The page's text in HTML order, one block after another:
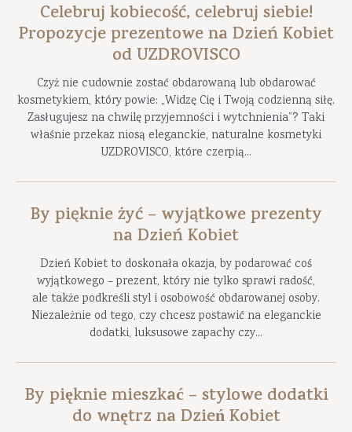
Celebruj kobiecość, celebruj siebie!
Propozycje prezentowe na Dzień Kobiet
od UZDROVISCO
Czyż nie cudownie zostać obdarowaną lub obdarować
kosmetykiem, który powie: „Widzę Cię i Twoją codzienną siłę.
Zasługujesz na chwilę przyjemności i wytchnienia”? Taki
właśnie przekaz niosą eleganckie, naturalne kosmetyki
UZDROVISCO, które czerpią...
By pięknie żyć – wyjątkowe prezenty
na Dzień Kobiet
Dzień Kobiet to doskonała okazja, by podarować coś
wyjątkowego – prezent, który nie tylko sprawi radość,
ale także podkreśli styl i osobowość obdarowanej osoby.
Niezależnie od tego, czy chcesz postawić na eleganckie
dodatki, luksusowe zapachy czy...
By pięknie mieszkać – stylowe dodatki
do wnętrz na Dzień Kobiet